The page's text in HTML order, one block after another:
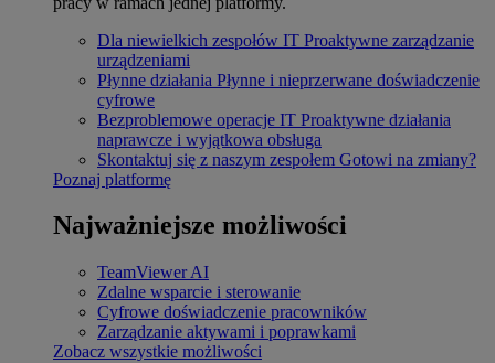
Dla niewielkich zespołów IT Proaktywne zarządzanie
urządzeniami
Płynne działania Płynne i nieprzerwane doświadczenie
cyfrowe
Bezproblemowe operacje IT Proaktywne działania
naprawcze i wyjątkowa obsługa
Skontaktuj się z naszym zespołem Gotowi na zmiany?
Poznaj platformę
Najważniejsze możliwości
TeamViewer AI
Zdalne wsparcie i sterowanie
Cyfrowe doświadczenie pracowników
Zarządzanie aktywami i poprawkami
Zobacz wszystkie możliwości